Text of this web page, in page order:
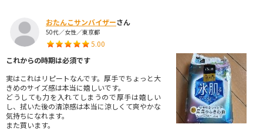
おたんこサンバイザーさん
50代／女性／東京都
5.00
これからの時期は必須です
実はこれはリピートなんです。厚手でちょっと大
きめのサイズ感は本当に嬉しいです。
どうしても力を入れてしまうので厚手は嬉しい
し、拭いた後の清涼感は本当に涼しくて爽やかな
気持ちになれます。
また買います。